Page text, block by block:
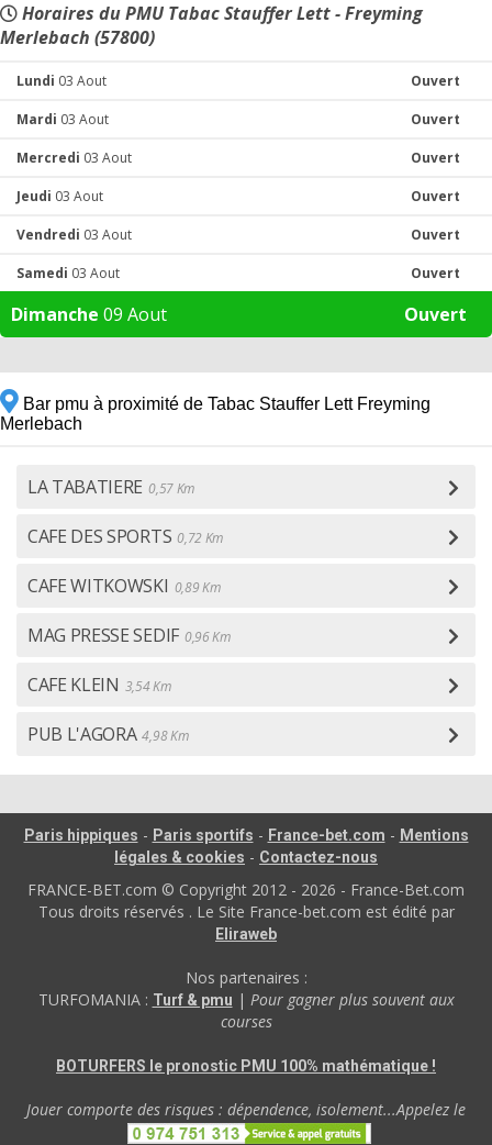
Horaires du PMU Tabac Stauffer Lett - Freyming
Merlebach (57800)
Lundi 03 Aout Ouvert
Mardi 03 Aout Ouvert
Mercredi 03 Aout Ouvert
Jeudi 03 Aout Ouvert
Vendredi 03 Aout Ouvert
Samedi 03 Aout Ouvert
Dimanche 09 Aout Ouvert
Bar pmu à proximité de Tabac Stauffer Lett Freyming
Merlebach
LA TABATIERE 0,57 Km
CAFE DES SPORTS 0,72 Km
CAFE WITKOWSKI 0,89 Km
MAG PRESSE SEDIF 0,96 Km
CAFE KLEIN 3,54 Km
PUB L'AGORA 4,98 Km
Paris hippiques - Paris sportifs - France-bet.com - Mentions
légales & cookies - Contactez-nous
FRANCE-BET.com © Copyright 2012 - 2026 - France-Bet.com
Tous droits réservés . Le Site France-bet.com est édité par
Eliraweb
Nos partenaires :
TURFOMANIA : Turf & pmu | Pour gagner plus souvent aux
courses
BOTURFERS le pronostic PMU 100% mathématique !
Jouer comporte des risques : dépendence, isolement...Appelez le